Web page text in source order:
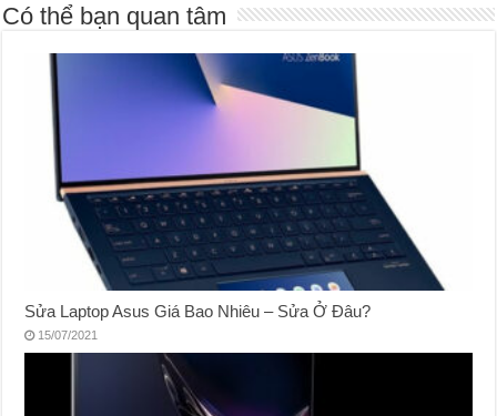
Có thể bạn quan tâm
Sửa Laptop Asus Giá Bao Nhiêu – Sửa Ở Đâu?
15/07/2021